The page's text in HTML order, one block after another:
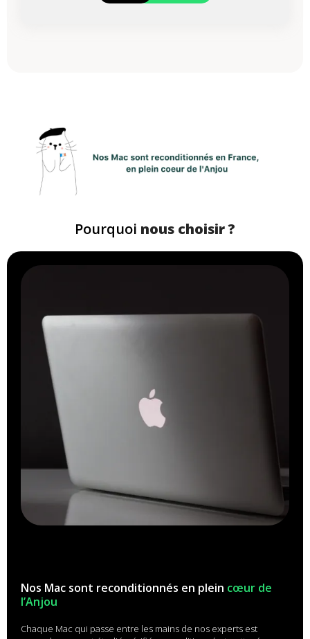
Pourquoi nous choisir ?
Nos Mac sont reconditionnés en plein cœur de
l’Anjou
Chaque Mac qui passe entre les mains de nos experts est